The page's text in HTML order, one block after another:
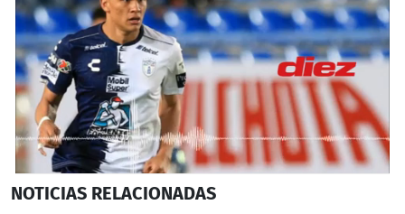
seconds
NOTICIAS RELACIONADAS